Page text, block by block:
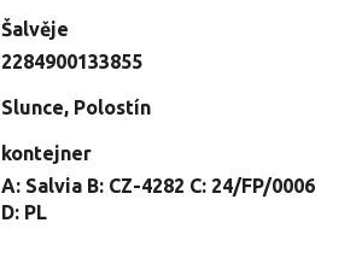
Šalvěje
2284900133855
Slunce, Polostín
kontejner
A: Salvia B: CZ-4282 C: 24/FP/0006
D: PL